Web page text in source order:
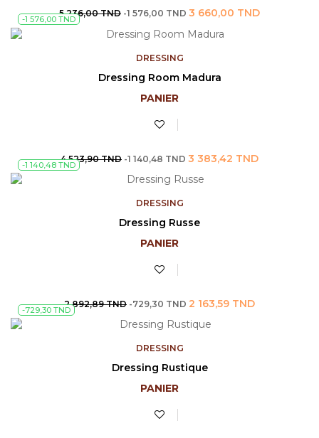
Prix
de
5 236,00 TND -1 576,00 TND Prix
3 660,00 TND
-1 576,00 TND
DRESSING
Dressing Room Madura
PANIER
Prix
de
4 523,90 TND -1 140,48 TND Prix
3 383,42 TND
-1 140,48 TND
DRESSING
Dressing Russe
PANIER
Prix
de
2 892,89 TND -729,30 TND Prix
2 163,59 TND
-729,30 TND
DRESSING
Dressing Rustique
PANIER